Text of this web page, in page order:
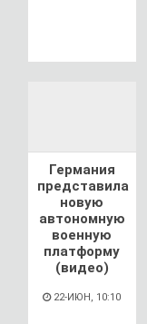
Германия
представила
новую
автономную
военную
платформу
(видео)
22-ИЮН, 10:10